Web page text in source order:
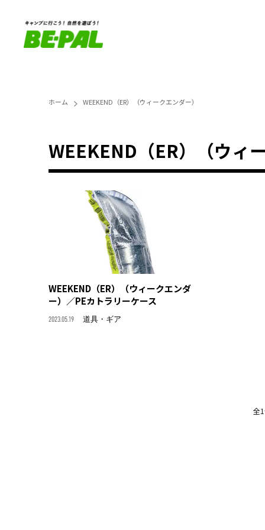
ホーム WEEKEND（ER）（ウィークエンダー）
WEEKEND（ER）（ウィ
WEEKEND（ER）（ウィークエンダ
ー）／PEカトラリーケース
2023.05.19 道具・ギア
全